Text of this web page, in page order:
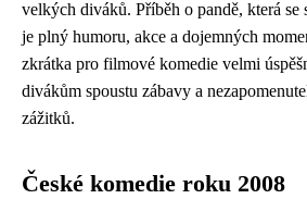
velkých diváků. Příběh o pandě, která se
je plný humoru, akce a dojemných
zkrátka pro filmové komedie velmi
divákům spoustu zábavy a
zážitků.
České komedie roku 2008